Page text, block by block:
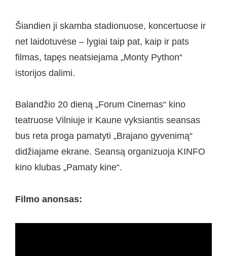
Šiandien ji skamba stadionuose, koncertuose ir
net laidotuvėse – lygiai taip pat, kaip ir pats
filmas, tapęs neatsiejama „Monty Python“
istorijos dalimi.
Balandžio 20 dieną „Forum Cinemas“ kino
teatruose Vilniuje ir Kaune vyksiantis seansas
bus reta proga pamatyti „Brajano gyvenimą“
didžiajame ekrane. Seansą organizuoja KINFO
kino klubas „Pamaty kine“.
Filmo anonsas: